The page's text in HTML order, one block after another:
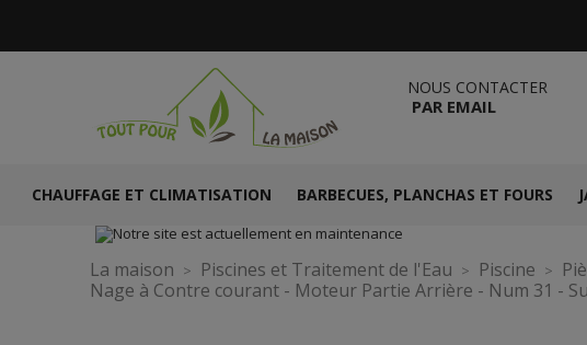
NOUS CONTACTER
PAR EMAIL
CHAUFFAGE ET CLIMATISATION BARBECUES, PLANCHAS ET FOURS
La maison Piscines et Traitement de l'Eau Piscine
Nage à Contre courant - Moteur Partie Arrière - Num 31 -